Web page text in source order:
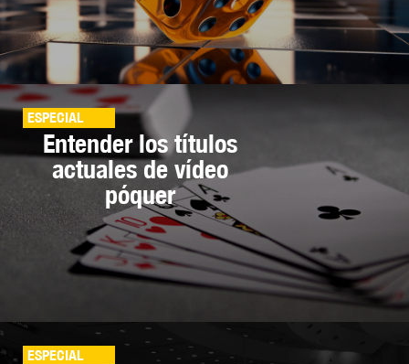
ESPECIAL
Entender los títulos
actuales de vídeo
póquer
ESPECIAL